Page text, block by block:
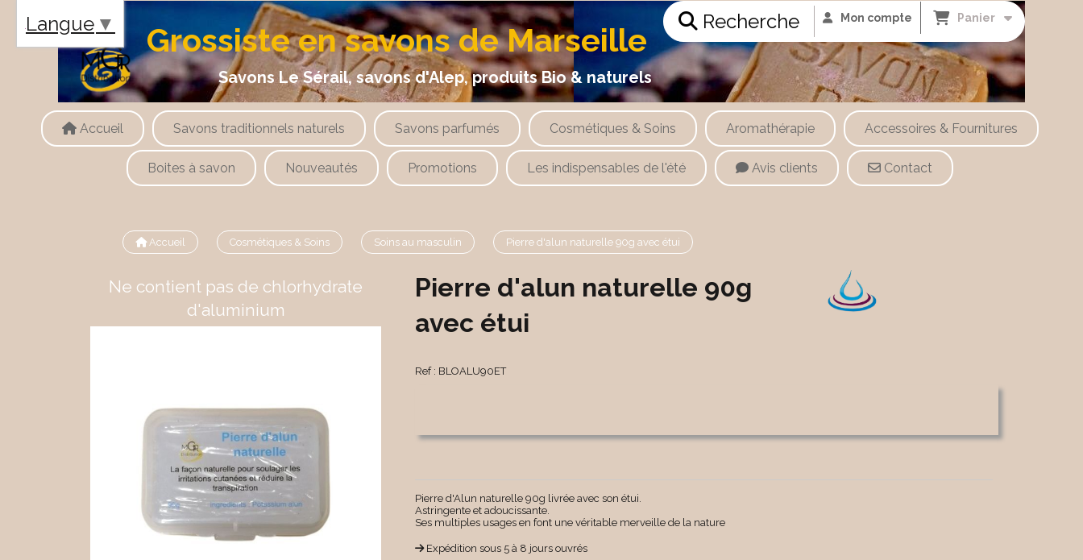
Grossiste en savons de Marseille
Savons Le Sérail, savons d'Alep, produits Bio & naturels
Recherche Mon compte Panier
Accueil Savons traditionnels naturels Savons parfumés Cosmétiques & Soins Aromathérapie Accessoires & Fournitures
Boites à savon Nouveautés Promotions Les indispensables de l'été Avis clients Contact
Accueil Cosmétiques & Soins Soins au masculin Pierre d'alun naturelle 90g avec étui
Ne contient pas de chlorhydrate
d'aluminium
Pierre d'alun naturelle 90g
avec étui
Ref : BLOALU90ET
Pierre d'Alun naturelle 90g livrée avec son étui.
Astringente et adoucissante.
Ses multiples usages en font une véritable merveille de la nature
Expédition sous 5 à 8 jours ouvrés
Langue ▼
Panneau de gestion des cookies